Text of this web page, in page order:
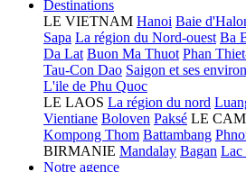
Destinations
LE VIETNAM Hanoi Baie
Sapa La région du Nord-ouest Ba
Da Lat Buon Ma Thuot Phan
Tau-Con Dao Saigon et ses
L'ile de Phu Quoc
LE LAOS La région du nord
Vientiane Boloven Paksé LE
Kompong Thom Battambang
BIRMANIE Mandalay Bagan Lac
Notre agence